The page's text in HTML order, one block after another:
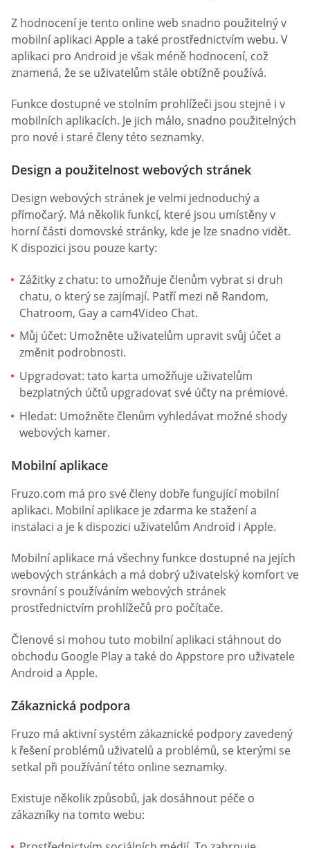
Z hodnocení je tento online web snadno použitelný v
mobilní aplikaci Apple a také prostřednictvím webu. V
aplikaci pro Android je však méně hodnocení, což
znamená, že se uživatelům stále obtížně používá.
Funkce dostupné ve stolním prohlížeči jsou stejné i v
mobilních aplikacích. Je jich málo, snadno použitelných
pro nové i staré členy této seznamky.
Design a použitelnost webových stránek
Design webových stránek je velmi jednoduchý a
přímočarý. Má několik funkcí, které jsou umístěny v
horní části domovské stránky, kde je lze snadno vidět.
K dispozici jsou pouze karty:
Zážitky z chatu: to umožňuje členům vybrat si druh
chatu, o který se zajímají. Patří mezi ně Random,
Chatroom, Gay a cam4Video Chat.
Můj účet: Umožněte uživatelům upravit svůj účet a
změnit podrobnosti.
Upgradovat: tato karta umožňuje uživatelům
bezplatných účtů upgradovat své účty na prémiové.
Hledat: Umožněte členům vyhledávat možné shody
webových kamer.
Mobilní aplikace
Fruzo.com má pro své členy dobře fungující mobilní
aplikaci. Mobilní aplikace je zdarma ke stažení a
instalaci a je k dispozici uživatelům Android i Apple.
Mobilní aplikace má všechny funkce dostupné na jejích
webových stránkách a má dobrý uživatelský komfort ve
srovnání s používáním webových stránek
prostřednictvím prohlížečů pro počítače.
Členové si mohou tuto mobilní aplikaci stáhnout do
obchodu Google Play a také do Appstore pro uživatele
Android a Apple.
Zákaznická podpora
Fruzo má aktivní systém zákaznické podpory zavedený
k řešení problémů uživatelů a problémů, se kterými se
setkal při používání této online seznamky.
Existuje několik způsobů, jak dosáhnout péče o
zákazníky na tomto webu: